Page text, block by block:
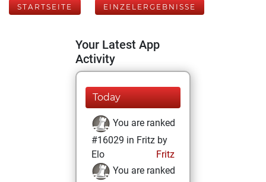
STARTSEITE EINZELERGEBNISSE
Your Latest App
Activity
Today
You are ranked
#16029 in Fritz by
Elo
Fritz
You are ranked